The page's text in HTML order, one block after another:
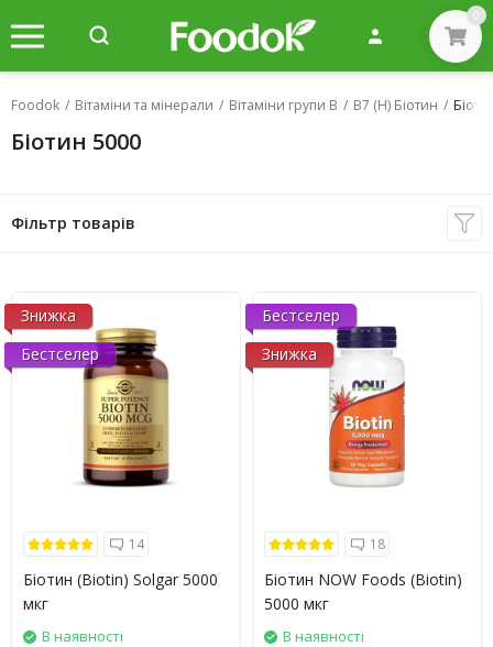
0
Foodok / Вітаміни та мінерали / Вітаміни групи B / B7 (H) Біотин /
Біотин 5000
Фільтр товарів
Знижка
Бестселер
14
Біотин (Biotin) Solgar 5000
мкг
В наявності
Бестселер
Знижка
18
Біотин NOW Foods (Biotin)
5000 мкг
В наявності